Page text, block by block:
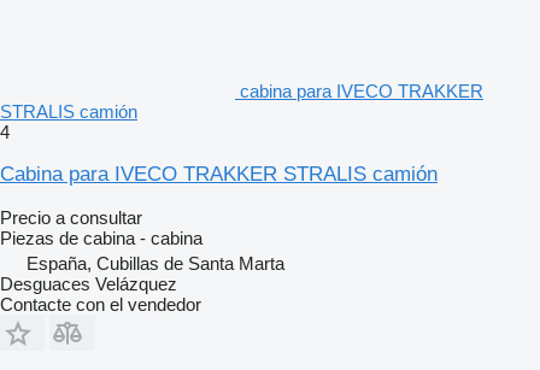
cabina para IVECO TRAKKER
STRALIS camión
4
Cabina para IVECO TRAKKER STRALIS camión
Precio a consultar
Piezas de cabina - cabina
España, Cubillas de Santa Marta
Desguaces Velázquez
Contacte con el vendedor